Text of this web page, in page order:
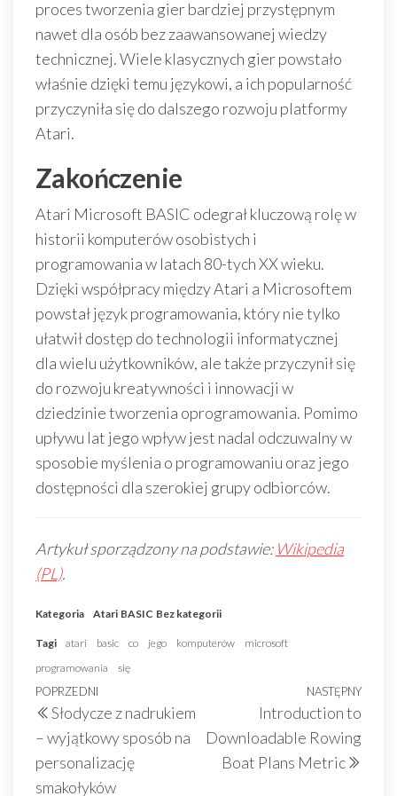
proces tworzenia gier bardziej przystępnym
nawet dla osób bez zaawansowanej wiedzy
technicznej. Wiele klasycznych gier powstało
właśnie dzięki temu językowi, a ich popularność
przyczyniła się do dalszego rozwoju platformy
Atari.
Zakończenie
Atari Microsoft BASIC odegrał kluczową rolę w
historii komputerów osobistych i
programowania w latach 80-tych XX wieku.
Dzięki współpracy między Atari a Microsoftem
powstał język programowania, który nie tylko
ułatwił dostęp do technologii informatycznej
dla wielu użytkowników, ale także przyczynił się
do rozwoju kreatywności i innowacji w
dziedzinie tworzenia oprogramowania. Pomimo
upływu lat jego wpływ jest nadal odczuwalny w
sposobie myślenia o programowaniu oraz jego
dostępności dla szerokiej grupy odbiorców.
Artykuł sporządzony na podstawie: Wikipedia
(PL).
Kategoria Atari BASIC Bez kategorii
Tagi atari basic co jego komputerów
microsoft
programowania
się
Nawigacja
wpisu
Poprzedni
wpis
POPRZEDNI
Słodycze z nadrukiem
– wyjątkowy sposób na
personalizację
smakołyków
NASTĘPNY
Introduction to
Downloadable Rowing
Boat Plans Metric